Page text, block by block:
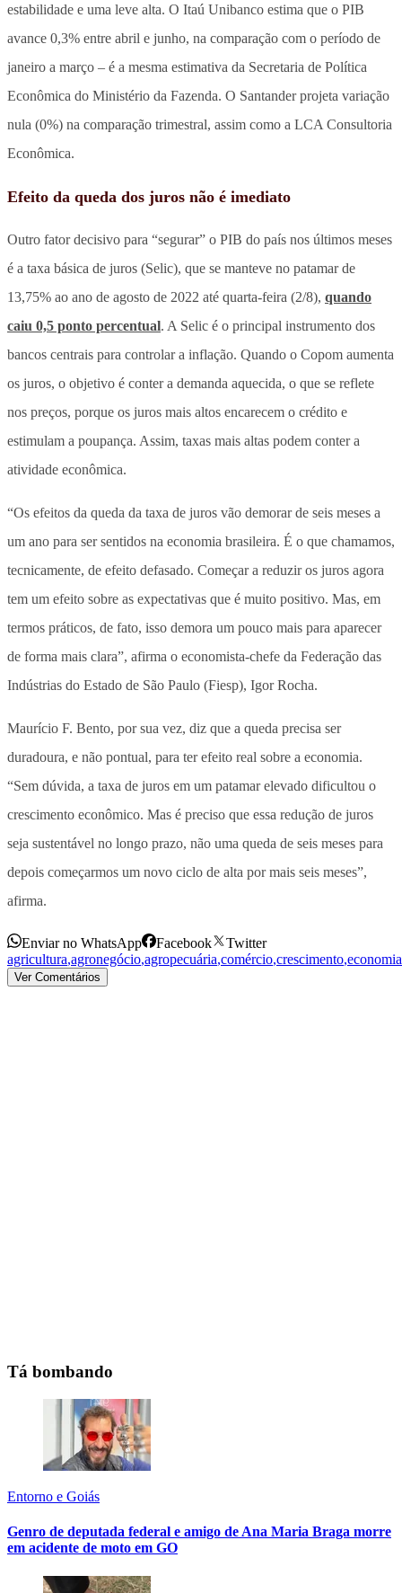
estabilidade e uma leve alta. O Itaú Unibanco estima que o PIB
avance 0,3% entre abril e junho, na comparação com o período de
janeiro a março – é a mesma estimativa da Secretaria de Política
Econômica do Ministério da Fazenda. O Santander projeta variação
nula (0%) na comparação trimestral, assim como a LCA Consultoria
Econômica.
Efeito da queda dos juros não é imediato
Outro fator decisivo para “segurar” o PIB do país nos últimos meses
é a taxa básica de juros (Selic), que se manteve no patamar de
13,75% ao ano de agosto de 2022 até quarta-feira (2/8), quando
caiu 0,5 ponto percentual. A Selic é o principal instrumento dos
bancos centrais para controlar a inflação. Quando o Copom aumenta
os juros, o objetivo é conter a demanda aquecida, o que se reflete
nos preços, porque os juros mais altos encarecem o crédito e
estimulam a poupança. Assim, taxas mais altas podem conter a
atividade econômica.
“Os efeitos da queda da taxa de juros vão demorar de seis meses a
um ano para ser sentidos na economia brasileira. É o que chamamos,
tecnicamente, de efeito defasado. Começar a reduzir os juros agora
tem um efeito sobre as expectativas que é muito positivo. Mas, em
termos práticos, de fato, isso demora um pouco mais para aparecer
de forma mais clara”, afirma o economista-chefe da Federação das
Indústrias do Estado de São Paulo (Fiesp), Igor Rocha.
Maurício F. Bento, por sua vez, diz que a queda precisa ser
duradoura, e não pontual, para ter efeito real sobre a economia.
“Sem dúvida, a taxa de juros em um patamar elevado dificultou o
crescimento econômico. Mas é preciso que essa redução de juros
seja sustentável no longo prazo, não uma queda de seis meses para
depois começarmos um novo ciclo de alta por mais seis meses”,
afirma.
Enviar no WhatsApp Facebook
Twitter
agricultura,agronegócio,agropecuária,comércio,crescimento,economia
Ver Comentários
Tá bombando
Entorno e Goiás
Genro de deputada federal e amigo de Ana Maria Braga morre
em acidente de moto em GO